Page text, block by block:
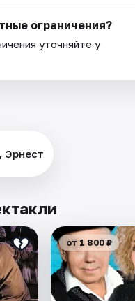
ограничения?
уточняйте у
Эрнест
от 1 800 ₽